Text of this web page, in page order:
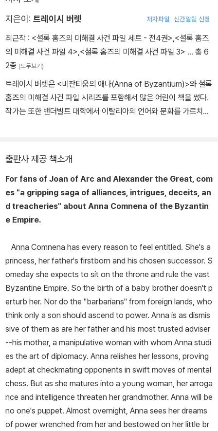
지은이: 트레이시 버렛 저자파일 신간알림 신청
최근작 : <셜록 홈즈의 미해결 사건 파일 세트 - 전4권>,<셜록 홈즈
의 미해결 사건 파일 4>,<셜록 홈즈의 미해결 사건 파일 3> … 총 6
2종 (모두보기)
트레이시 버렛은 <비잔티움의 애나(Anna of Byzantium)>와 셜록
홈즈의 미해결 사건 파일 시리즈를 포함해서 많은 어린이 책을 썼다.
작가는 또한 밴더빌트 대학에서 이탈리아의 언어와 문화를 가르치고
출판사 제공 책소개
For fans of Joan of Arc and Alexander the Great, com
es "a gripping saga of alliances, intrigues, deceits, an
d treacheries" about Anna Comnena of the Byzantin
e Empire.
Anna Comnena has every reason to feel entitled. She's a
princess, her father's firstborn and his chosen successor. S
omeday she expects to sit on the throne and rule the vast
Byzantine Empire. So the birth of a baby brother doesn't p
erturb her. Nor do the "barbarians" from foreign lands, who
think only a son should ascend to power. Anna is as dismis
sive of them as are her father and his most trusted adviser
--his mother, a manipulative woman with whom Anna studi
es the art of diplomacy. Anna relishes her lessons, proving
adept at checkmating opponents in swift moves of mental
chess. But as she matures into a young woman, her arroga
nce and intelligence threaten her grandmother. Anna will be
no one's puppet. Almost overnight, Anna sees her dreams
of power wrenched from her and bestowed on her little br